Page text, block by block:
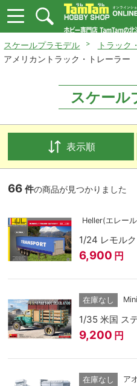
スケールプラモデル
トラック
アメリカントラック・トレーラー
スケール
表示順
66 件の商品が見つかりました
Heller(エレー
1/24 レモル
6,900 円
在庫なし
1/35 米国 ス
9,200 円
在庫なし ア